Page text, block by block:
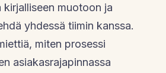
muotoon ja
yhdessä tiimin kanssa.
miten prosessi
asiakasrajapinnassa